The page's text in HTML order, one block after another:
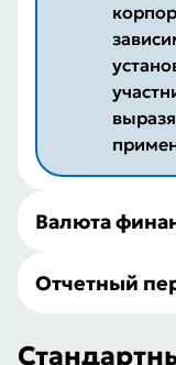
Валюта
Отчетный